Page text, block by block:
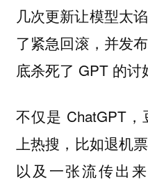
几次更新让模型太
了紧急回滚，并发
底杀死了 GPT 的讨
不仅是 ChatGPT
上热搜，比如退机
以及一张流传出